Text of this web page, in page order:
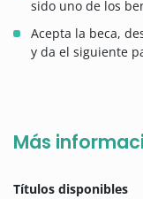
sido uno de los
Acepta la beca,
y da el siguiente
Más
Títulos disponibles